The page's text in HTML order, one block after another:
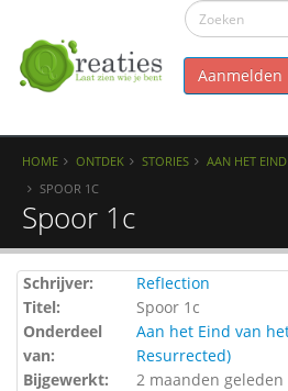
Aanmelden
HOME ONTDEK STORIES
AAN HET
SPOOR 1C
Spoor 1c
Schrijver:
RefIection
Titel:
Spoor 1c
Onderdeel
van:
Aan het Eind van
Resurrected)
Bijgewerkt:
2 maanden geleden